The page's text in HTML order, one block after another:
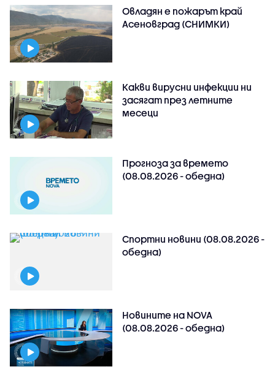
Овладян е пожарът край
Асеновград (СНИМКИ)
Какви вирусни инфекции ни
засягат през летните
месеци
Прогноза за времето
(08.08.2026 - обедна)
Спортни новини (08.08.2026 -
обедна)
Новините на NOVA
(08.08.2026 - обедна)